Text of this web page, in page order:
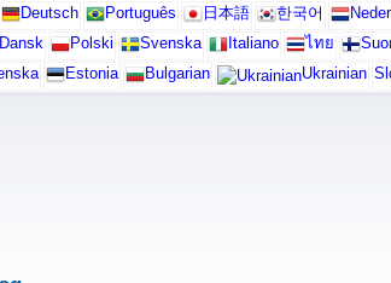
Deutsch Português 日本語 한국어
Polski Svenska Italiano ไทย
Estonia Bulgarian Ukrainian